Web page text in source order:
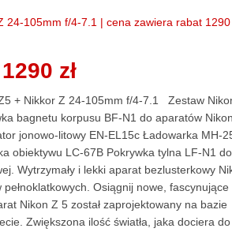
zł
+ Nikkor Z 24-105mm f/4‑7.1 Zestaw
bagnetu korpusu BF-N1 do aparatów
jonowo-litowy EN-EL15c Ładowarka MH-
obiektywu LC-67B Pokrywka tylna LF-N1 do
Wytrzymały i lekki aparat bezlusterkowy
Osiągnij nowe, fascynujące
Nikon Z 5 został zaprojektowany na bazie
Zwiększona ilość światła, jaka dociera do